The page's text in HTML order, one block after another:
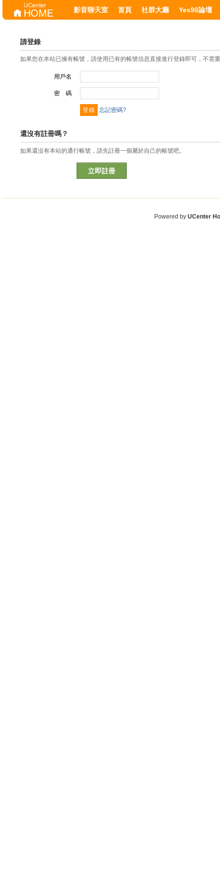
影音聊天室 首頁 社群大廳 Yes98論壇
請登錄
如果您在本站已擁有帳號，請使用已有的帳號信息直接進行登錄即可，不需
用戶名
密 碼
忘記密碼?
還沒有註冊嗎？
如果還沒有本站的通行帳號，請先註冊一個屬於自己的帳號吧。
立即註冊
Powered by UCenter